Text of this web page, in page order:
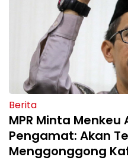
Berita
MPR Minta
Pengamat: Akan
Menggonggong